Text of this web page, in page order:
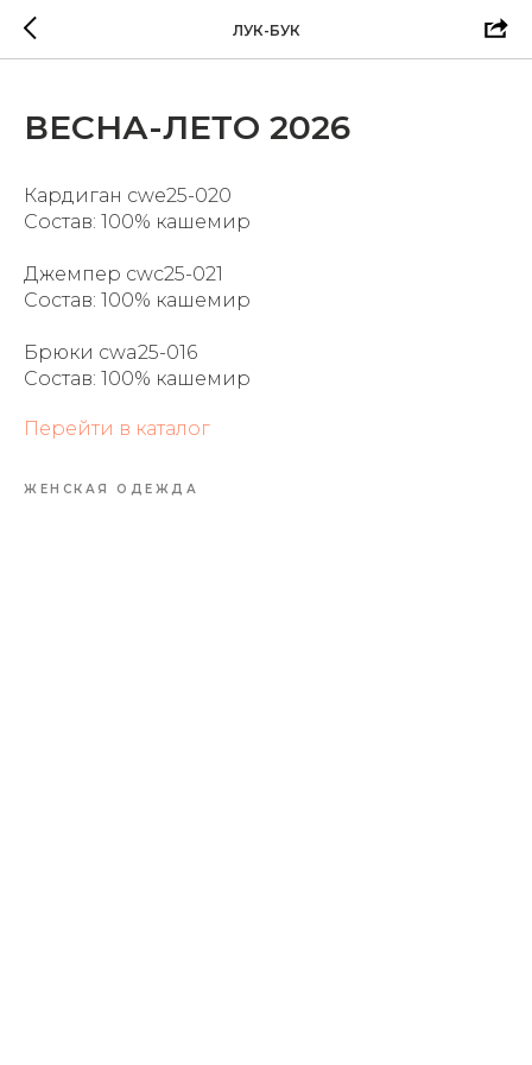
ЛУК-БУК
ВЕСНА-ЛЕТО 2026
Кардиган cwe25-020
Состав: 100% кашемир
Джемпер cwc25-021
Состав: 100% кашемир
Брюки cwa25-016
Состав: 100% кашемир
Перейти в каталог
ЖЕНСКАЯ ОДЕЖДА